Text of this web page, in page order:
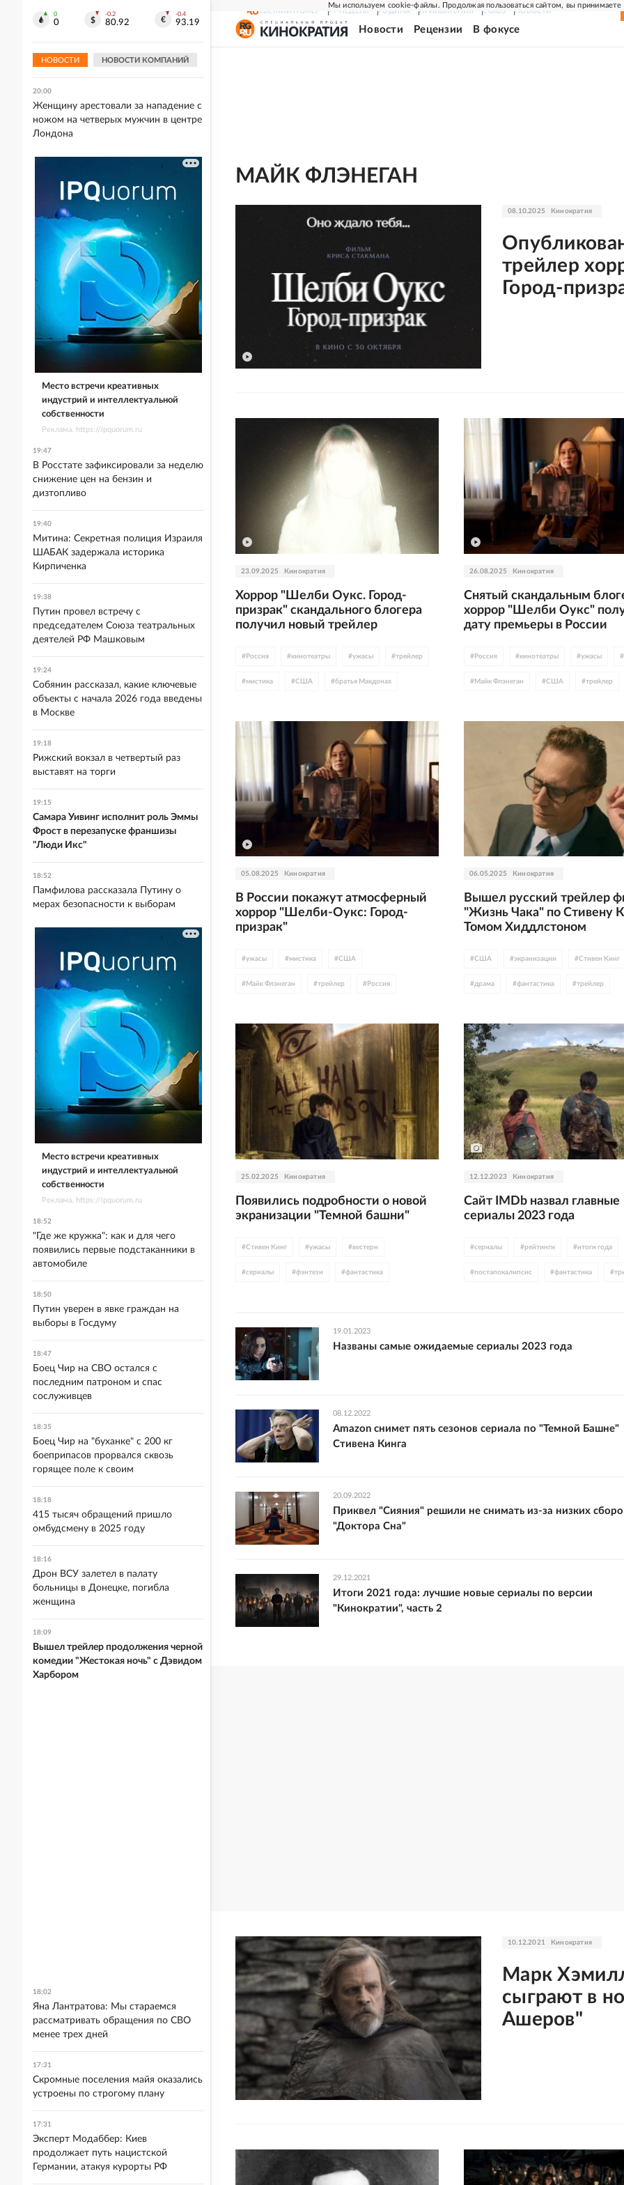
Мы используем cookie-файлы. Продолжая пользоваться сайтом, вы принимаете
СВЕЖИЙ НОМЕР РГ-НЕДЕЛЯ РОДИНА ПРИЛОЖЕНИЯ СОЮЗ НОВОСТИ
Новости Рецензии В фокусе
МАЙК ФЛЭНЕГАН
08.10.2025 Кинократия
трейлер
Город-
23.09.2025 Кинократия
Хоррор "Шелби Оукс. Город-
призрак" скандального блогера
получил новый трейлер
# Россия #кинотеатры #ужасы #трейлер
#мистика #США #братья Макдонах
26.08.2025 Кинократия
Снятый скандальным
хоррор "Шелби Оукс"
дату премьеры в России
# Россия #кинотеатры #ужасы #
# Майк Флэнеган #США #трейлер
05.08.2025 Кинократия
В России покажут атмосферный
хоррор "Шелби-Оукс: Город-
призрак"
#ужасы #мистика #США
# Майк Флэнеган #трейлер # Россия
06.05.2025 Кинократия
Вышел русский трейлер
"Жизнь Чака" по Стивену
Томом Хиддлстоном
#США #экранизации #Стивен Кинг
#драма #фантастика #трейлер
#Майк Флэнеган
25.02.2025 Кинократия
Появились подробности о новой
экранизации "Темной башни"
#Стивен Кинг #ужасы #вестерн
#сериалы #фэнтези #фантастика
12.12.2023 Кинократия
Сайт IMDb назвал главные
сериалы 2023 года
#сериалы #рейтинги #итоги года
#постапокалипсис #фантастика #
# Disney # WB Discovery
19.01.2023
Названы самые ожидаемые сериалы 2023 года
08.12.2022
Amazon снимет пять сезонов сериала по "Темной Башне"
Стивена Кинга
20.09.2022
Приквел "Сияния" решили не снимать из-за низких
"Доктора Сна"
29.12.2021
Итоги 2021 года: лучшие новые сериалы по версии
"Кинократии", часть 2
10.12.2021 Кинократия
Марк
сыграют в
Ашеров"
0
0
-0.2
80.92
-0.4
93.19
НОВОСТИ НОВОСТИ КОМПАНИЙ
убили во время прямой трансляции
20:00
Женщину арестовали за нападение с
ножом на четверых мужчин в центре
Лондона
Место встречи креативных
индустрий и интеллектуальной
собственности
Реклама. https://ipquorum.ru
19:47
В Росстате зафиксировали за неделю
снижение цен на бензин и
дизтопливо
19:40
Митина: Секретная полиция Израиля
ШАБАК задержала историка
Кирпиченка
19:38
Путин провел встречу с
председателем Союза театральных
деятелей РФ Машковым
19:24
Собянин рассказал, какие ключевые
объекты с начала 2026 года введены
в Москве
19:18
Рижский вокзал в четвертый раз
выставят на торги
19:15
Самара Уивинг исполнит роль Эммы
Фрост в перезапуске франшизы
"Люди Икс"
18:52
Памфилова рассказала Путину о
мерах безопасности к выборам
Место встречи креативных
индустрий и интеллектуальной
собственности
Реклама. https://ipquorum.ru
18:52
"Где же кружка": как и для чего
появились первые подстаканники в
автомобиле
18:50
Путин уверен в явке граждан на
выборы в Госдуму
18:47
Боец Чир на СВО остался с
последним патроном и спас
сослуживцев
18:35
Боец Чир на "буханке" с 200 кг
боеприпасов прорвался сквозь
горящее поле к своим
18:18
415 тысяч обращений пришло
омбудсмену в 2025 году
18:16
Дрон ВСУ залетел в палату
больницы в Донецке, погибла
женщина
18:09
Вышел трейлер продолжения черной
комедии "Жестокая ночь" с Дэвидом
Харбором
18:02
Яна Лантратова: Мы стараемся
рассматривать обращения по СВО
менее трех дней
17:31
Скромные поселения майя оказались
устроены по строгому плану
17:31
Эксперт Модаббер: Киев
продолжает путь нацистской
Германии, атакуя курорты РФ